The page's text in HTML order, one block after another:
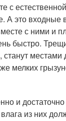
с
А это входные
с ними и
быстро.
станут местами
мелких
и
из них